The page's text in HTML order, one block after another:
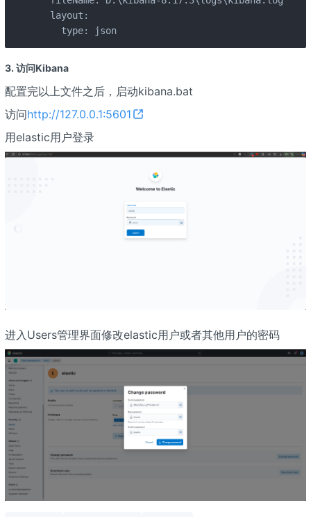
  layout:
    type: json
3. 访问Kibana
配置完以上文件之后，启动kibana.bat
访问http://127.0.0.1:5601
用elastic用户登录
进入Users管理界面修改elastic用户或者其他用户的密码